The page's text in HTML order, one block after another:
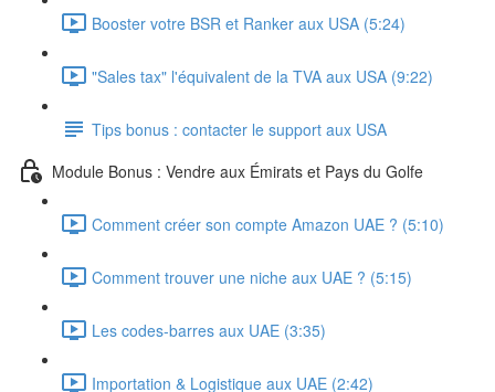
Booster votre BSR et Ranker aux USA (5:24)
"Sales tax" l'équivalent de la TVA aux USA (9:22)
Tips bonus : contacter le support aux USA
Module Bonus : Vendre aux Émirats et Pays du Golfe
Comment créer son compte Amazon UAE ? (5:10)
Comment trouver une niche aux UAE ? (5:15)
Les codes-barres aux UAE (3:35)
Importation & Logistique aux UAE (2:42)